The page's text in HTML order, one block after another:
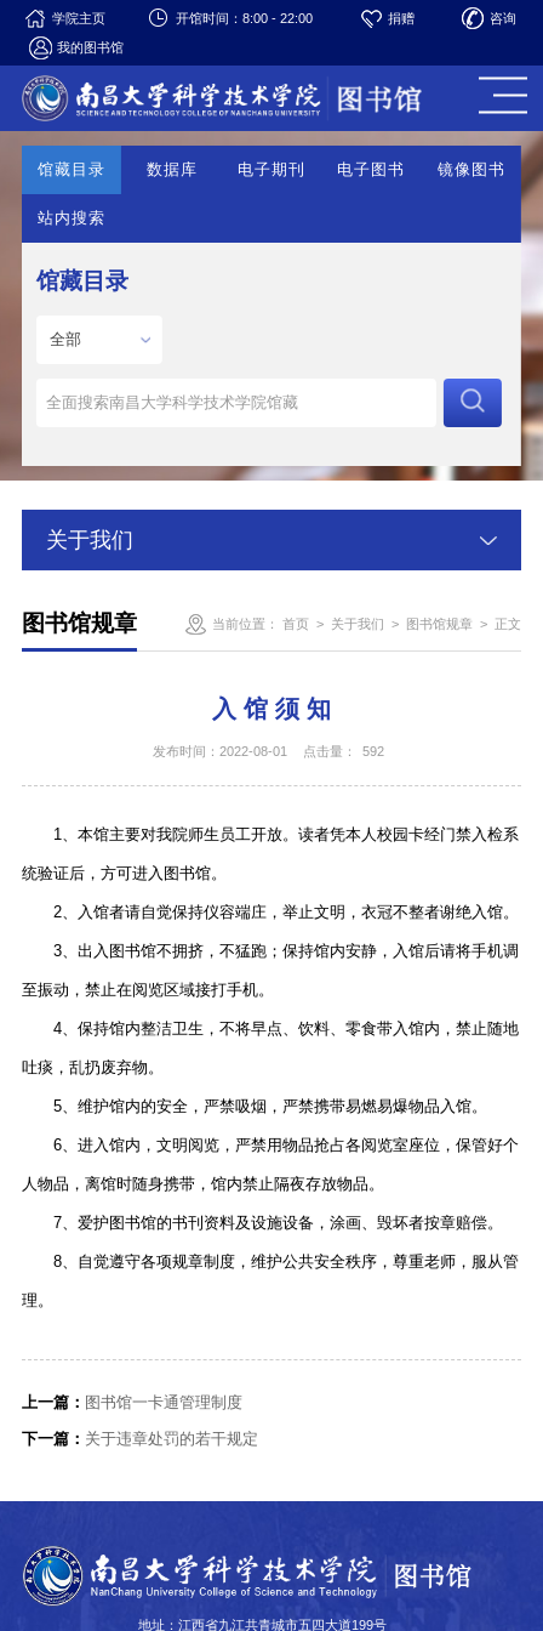
学院主页 开馆时间：8:00 - 22:00 捐赠
咨询
我的图书馆
馆藏目录 数据库 电子期刊 电子图书 镜像图书
站内搜索
馆藏目录
关于我们
当前位置： 首页 > 关于我们 > 图书馆规章 > 正文
图书馆规章
入 馆 须 知
发布时间：2022-08-01 点击量： 592
1、本馆主要对我院师生员工开放。读者凭本人校园卡经门禁入检系
统验证后，方可进入图书馆。
2、入馆者请自觉保持仪容端庄，举止文明，衣冠不整者谢绝入馆。
3、出入图书馆不拥挤，不猛跑；保持馆内安静，入馆后请将手机调
至振动，禁止在阅览区域接打手机。
4、保持馆内整洁卫生，不将早点、饮料、零食带入馆内，禁止随地
吐痰，乱扔废弃物。
5、维护馆内的安全，严禁吸烟，严禁携带易燃易爆物品入馆。
6、进入馆内，文明阅览，严禁用物品抢占各阅览室座位，保管好个
人物品，离馆时随身携带，馆内禁止隔夜存放物品。
7、爱护图书馆的书刊资料及设施设备，涂画、毁坏者按章赔偿。
8、自觉遵守各项规章制度，维护公共安全秩序，尊重老师，服从管
理。
上一篇： 图书馆一卡通管理制度
下一篇： 关于违章处罚的若干规定
地址：江西省九江共青城市五四大道199号